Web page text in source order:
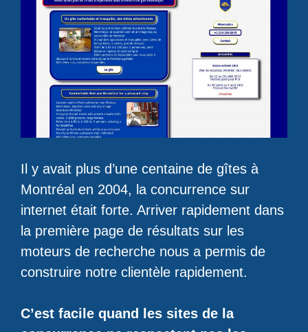
Il y avait plus d’une centaine de gîtes à
Montréal en 2004, la concurrence sur
internet était forte. Arriver rapidement dans
la première page de résultats sur les
moteurs de recherche nous a permis de
construire notre clientèle rapidement.
C’est facile quand les sites de la